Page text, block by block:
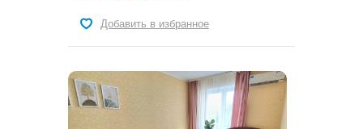
Добавить в избранное